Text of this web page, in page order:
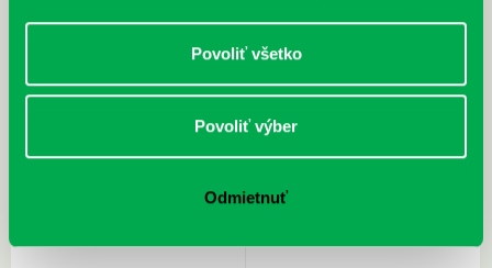
Povoliť všetko
Povoliť výber
Odmietnuť
Sprievodca po hviezdnej oblohe
kompletný sprievodca